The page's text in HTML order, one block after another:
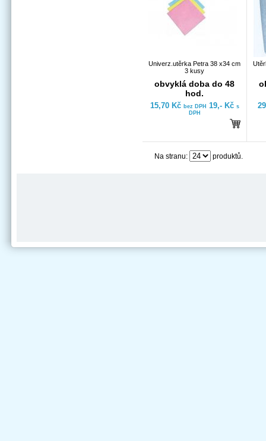
Univerz.utěrka Petra 38 x34 cm
3 kusy
obvyklá doba do 48
hod.
15,70 Kč bez DPH 19,- Kč s
DPH
Na stranu: produktů.